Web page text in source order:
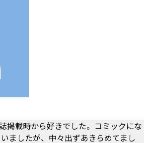
掲載時から好きでした。コミックにな
ましたが、中々出ずあきらめてまし